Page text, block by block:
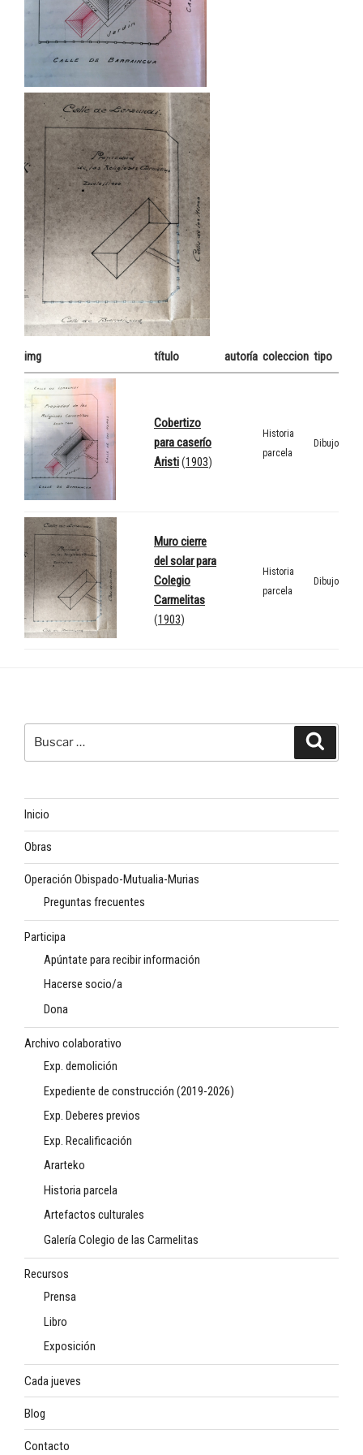
img título autoría coleccion tipo
Cobertizo
para caserío
Aristi(1903)
Historia
parcela
Dibujo
Muro cierre
del solar para
Colegio
Carmelitas
(1903)
Historia
parcela
Dibujo
Inicio
Obras
Operación Obispado-Mutualia-Murias
Preguntas frecuentes
Participa
Apúntate para recibir información
Hacerse socio/a
Dona
Archivo colaborativo
Exp. demolición
Expediente de construcción (2019-2026)
Exp. Deberes previos
Exp. Recalificación
Ararteko
Historia parcela
Artefactos culturales
Galería Colegio de las Carmelitas
Recursos
Prensa
Libro
Exposición
Cada jueves
Blog
Contacto